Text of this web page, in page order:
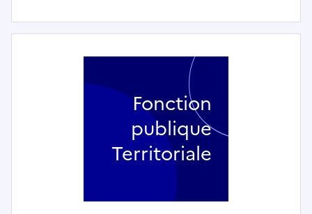
Fonction
publique
Territoriale